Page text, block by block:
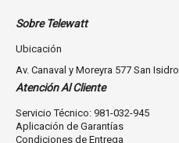
Sobre Telewatt
Ubicación
Av. Canaval y Moreyra 577 San Isidro
Atención Al Cliente
Servicio Técnico: 981-032-945
Aplicación de Garantías
Condiciones de Entrega